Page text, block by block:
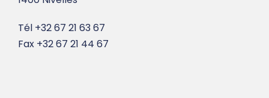
Tél +32 67 21 63 67
Fax +32 67 21 44 67